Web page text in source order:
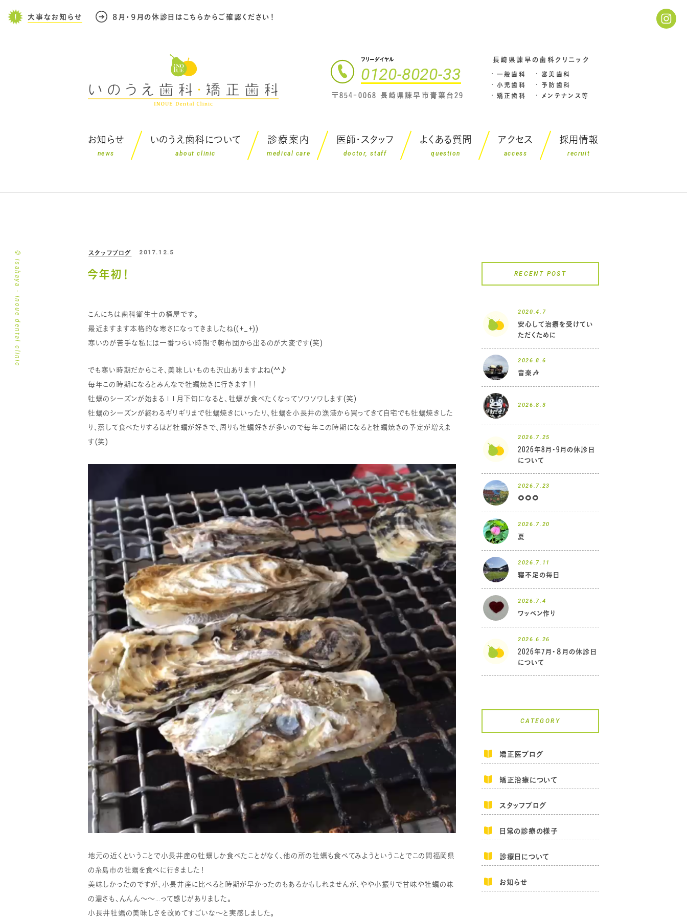
大事なお知らせ ８月・９月の休診日はこちらからご確認ください！
フリーダイヤル
0120-8020-33
〒854-0068 長崎県諫早市青葉台29
長崎県諌早の歯科クリニック
一般歯科
小児歯科
矯正歯科
審美歯科
予防歯科
メンテナンス等
お知らせ
news
いのうえ歯科について
about clinic
診療案内
medical care
医師・スタッフ
doctor, staff
よくある質問
question
アクセス
access
採用情報
recruit
© isahaya - inoue dental clinic スタッフブログ 2017.12.5
今年初！
こんにちは歯科衛生士の桶屋です。
最近ますます本格的な寒さになってきましたね((+_+))
寒いのが苦手な私には一番つらい時期で朝布団から出るのが大変です(笑)
でも寒い時期だからこそ、美味しいものも沢山ありますよね(^^♪
毎年この時期になるとみんなで牡蠣焼きに行きます！！
牡蠣のシーズンが始まる１１月下旬になると、牡蠣が食べたくなってソワソワします(笑)
牡蠣のシーズンが終わるギリギリまで牡蠣焼きにいったり、牡蠣を小長井の漁港から買ってきて自宅でも牡蠣焼きした
り、蒸して食べたりするほど牡蠣が好きで、周りも牡蠣好きが多いので毎年この時期になると牡蠣焼きの予定が増えま
す(笑)
地元の近くということで小長井産の牡蠣しか食べたことがなく、他の所の牡蠣も食べてみようということでこの間福岡県
の糸島市の牡蠣を食べに行きました！
美味しかったのですが、小長井産に比べると時期が早かったのもあるかもしれませんが、やや小振りで甘味や牡蠣の味
の濃さも、んんん～～…って感じがありました。
小長井牡蠣の美味しさを改めてすごいな～と実感しました。
RECENT POST
2020.4.7
安心して治療を受けてい
ただくために
2026.8.6
音楽🎶
2026.8.3
2026.7.25
2026年8月・9月の休診日
について
2026.7.23
🌻🌻🌻
2026.7.20
夏
2026.7.11
寝不足の毎日
2026.7.4
ワッペン作り
2026.6.26
2026年7月・８月の休診日
について
CATEGORY
矯正医ブログ
矯正治療について
スタッフブログ
日常の診療の様子
診療日について
お知らせ